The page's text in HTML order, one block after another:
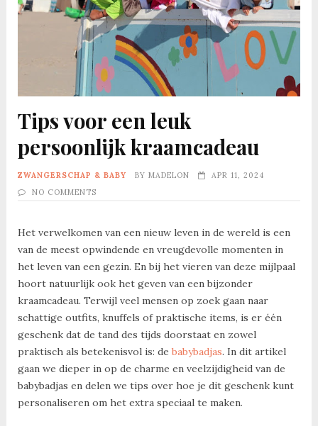
Tips voor een leuk
persoonlijk kraamcadeau
ZWANGERSCHAP & BABY BY MADELON
APR 11, 2024
NO COMMENTS
Het verwelkomen van een nieuw leven in de wereld is een
van de meest opwindende en vreugdevolle momenten in
het leven van een gezin. En bij het vieren van deze mijlpaal
hoort natuurlijk ook het geven van een bijzonder
kraamcadeau. Terwijl veel mensen op zoek gaan naar
schattige outfits, knuffels of praktische items, is er één
geschenk dat de tand des tijds doorstaat en zowel
praktisch als betekenisvol is: de babybadjas. In dit artikel
gaan we dieper in op de charme en veelzijdigheid van de
babybadjas en delen we tips over hoe je dit geschenk kunt
personaliseren om het extra speciaal te maken.